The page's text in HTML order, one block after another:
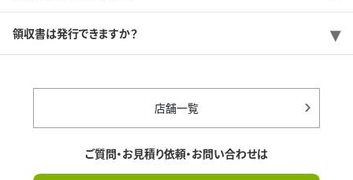
領収書は発行できますか？
店舗一覧
ご質問・お見積り依頼・お問い合わせは